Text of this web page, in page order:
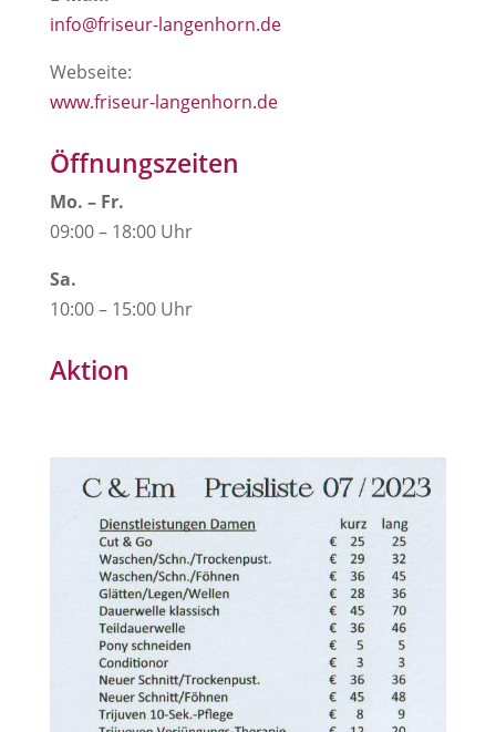
info@friseur-langenhorn.de
Webseite:
www.friseur-langenhorn.de
Öffnungszeiten
Mo. – Fr.
09:00 – 18:00 Uhr
Sa.
10:00 – 15:00 Uhr
Aktion